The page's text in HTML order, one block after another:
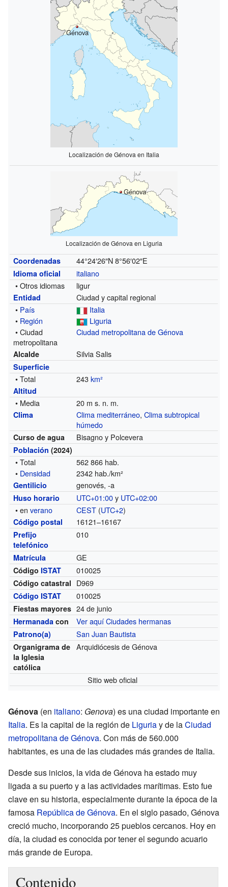
Génova
Localización de Génova en Italia
Génova
Localización de Génova en Liguria
Coordenadas 44°24′26″N 8°56′02″E
Idioma oficial
italiano
• Otros idiomas
ligur
Entidad
Ciudad y capital regional
• País
Italia
• Región
Liguria
• Ciudad
metropolitana
Ciudad metropolitana de Génova
Alcalde Silvia Salis
Superficie
• Total 243km²
Altitud
• Media 20 m s. n. m.
Clima Clima mediterráneo,Clima subtropical
húmedo
Curso de agua Bisagno y Polcevera
Población (2024)
• Total
562 866 hab.
• Densidad 2342 hab./km²
Gentilicio genovés, -a
Huso horario UTC+01:00y UTC+02:00
• enverano CEST (UTC+2)
Código postal 16121–16167
Prefijo
telefónico
010
Matrícula GE
Código ISTAT 010025
Código catastral D969
Código ISTAT 010025
Fiestas mayores 24 de junio
Hermanada con Ver aquí Ciudades hermanas
Patrono(a) San Juan Bautista
Organigrama de
la Iglesia
católica
Arquidiócesis de Génova
Sitio web oficial
Génova (en italiano: Genova) es una ciudad importante en
Italia. Es la capital de la región de Liguriay de laCiudad
metropolitana de Génova. Con más de 560.000
habitantes, es una de las ciudades más grandes de Italia.
Desde sus inicios, la vida de Génova ha estado muy
ligada a su puerto y a las actividades marítimas. Esto fue
clave en su historia, especialmente durante la época de la
famosa República de Génova. En el siglo pasado, Génova
creció mucho, incorporando 25 pueblos cercanos. Hoy en
día, la ciudad es conocida por tener el segundo acuario
más grande de Europa.
Contenido